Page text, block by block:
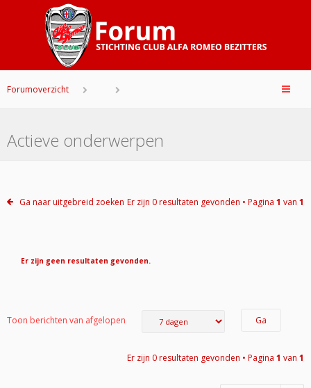
Forumoverzicht
Actieve onderwerpen
Ga naar uitgebreid zoeken Er zijn 0 resultaten gevonden • Pagina 1 van 1
Er zijn geen resultaten gevonden.
Toon berichten van afgelopen
Er zijn 0 resultaten gevonden • Pagina 1 van 1